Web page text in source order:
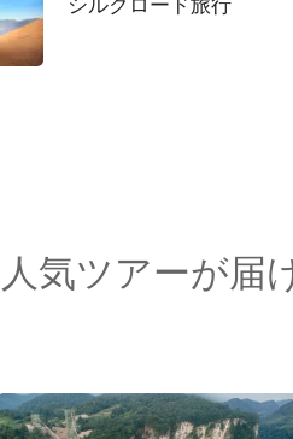
シルクロード旅行
人気ツアーが届